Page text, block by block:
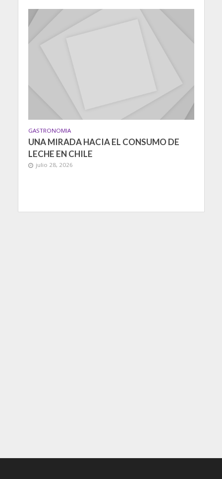
GASTRONOMIA
UNA MIRADA HACIA EL CONSUMO DE
LECHE EN CHILE
julio 28, 2026